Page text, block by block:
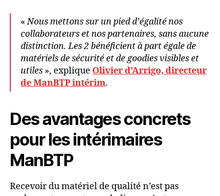
«Nous mettons sur un pied d’égalité nos
collaborateurs et nos partenaires, sans aucune
distinction. Les 2 bénéficient à part égale de
matériels de sécurité et de goodies visibles et
utiles », explique Olivier d’Arrigo, directeur
de ManBTP intérim.
Des avantages concrets
pour les intérimaires
ManBTP
Recevoir du matériel de qualité n’est pas